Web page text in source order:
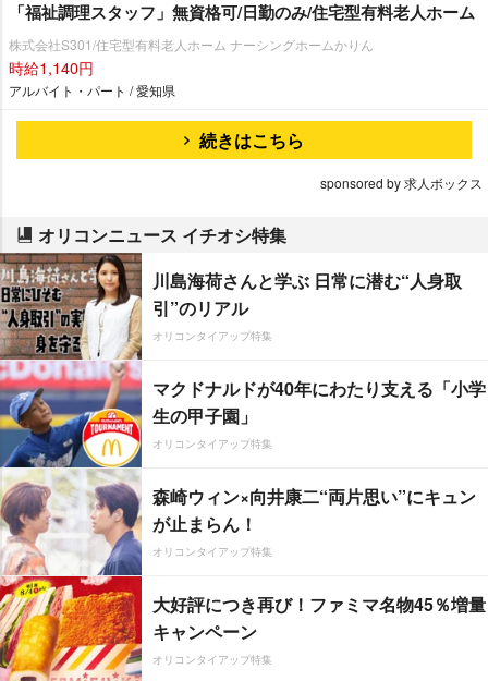
「福祉調理スタッフ」無資格可/日勤のみ/住宅型有料老人ホーム
株式会社S301/住宅型有料老人ホーム ナーシングホームかりん
時給1,140円
アルバイト・パート / 愛知県
続きはこちら
sponsored by 求人ボックス
オリコンニュース イチオシ特集
川島海荷さんと学ぶ 日常に潜む“人身取
引”のリアル
オリコンタイアップ特集
マクドナルドが40年にわたり支える「小学
生の甲子園」
オリコンタイアップ特集
森崎ウィン×向井康二“両片思い”にキュン
が止まらん！
オリコンタイアップ特集
大好評につき再び！ファミマ名物45％増量
キャンペーン
オリコンタイアップ特集